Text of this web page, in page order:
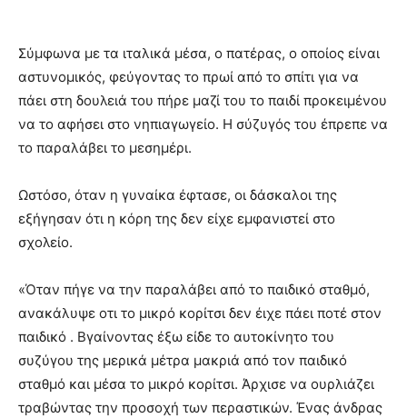
Σύμφωνα με τα ιταλικά μέσα, ο πατέρας, ο οποίος είναι
αστυνομικός, φεύγοντας το πρωί από το σπίτι για να
πάει στη δουλειά του πήρε μαζί του το παιδί προκειμένου
να το αφήσει στο νηπιαγωγείο. Η σύζυγός του έπρεπε να
το παραλάβει το μεσημέρι.
Ωστόσο, όταν η γυναίκα έφτασε, οι δάσκαλοι της
εξήγησαν ότι η κόρη της δεν είχε εμφανιστεί στο
σχολείο.
«Όταν πήγε να την παραλάβει από το παιδικό σταθμό,
ανακάλυψε οτι το μικρό κορίτσι δεν έιχε πάει ποτέ στον
παιδικό . Βγαίνοντας έξω είδε το αυτοκίνητο του
συζύγου της μερικά μέτρα μακριά από τον παιδικό
σταθμό και μέσα το μικρό κορίτσι. Άρχισε να ουρλιάζει
τραβώντας την προσοχή των περαστικών. Ένας άνδρας